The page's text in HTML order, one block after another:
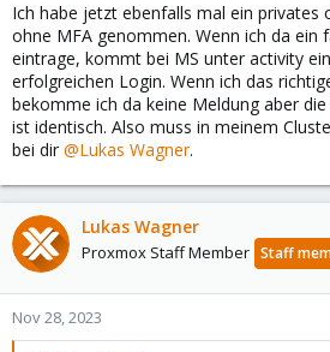
Ich habe jetzt ebenfalls mal ein privates
ohne MFA genommen. Wenn ich da ein
eintrage, kommt bei MS unter activity
erfolgreichen Login. Wenn ich das
bekomme ich da keine Meldung aber
ist identisch. Also muss in meinem
bei dir @Lukas Wagner.
Lukas Wagner
Proxmox Staff Member Staff
Nov 28, 2023